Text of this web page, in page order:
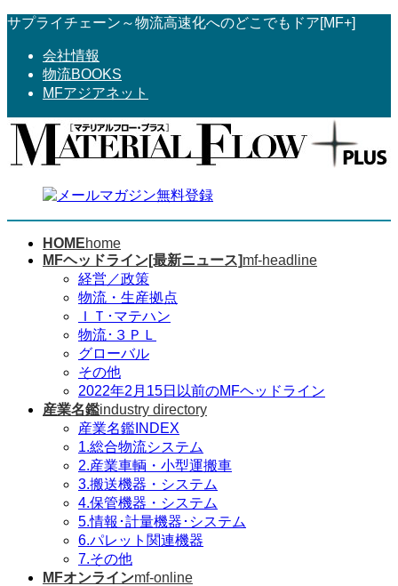
コ
へ
ス
ナ
ョ
ン
サプライチェーン～物流高速化へのどこでもドア[MF+]
会社情報
物流BOOKS
MFアジアネット
HOMEhome
MFヘッドライン[最新ニュース]mf-headline
経営／政策
物流・生産拠点
ＩＴ･マテハン
物流･３ＰＬ
グローバル
その他
2022年2月15日以前のMFヘッドライン
産業名鑑industry directory
産業名鑑INDEX
1.総合物流システム
2.産業車輌・小型運搬車
3.搬送機器・システム
4.保管機器・システム
5.情報･計量機器･システム
6.パレット関連機器
7.その他
MFオンラインmf-online